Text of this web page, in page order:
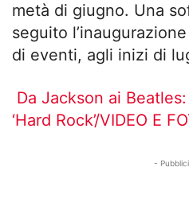
metà di giugno. Una
seguito
di eventi, agli inizi di
Da Jackson ai
‘Hard Rock’/VIDEO E
-